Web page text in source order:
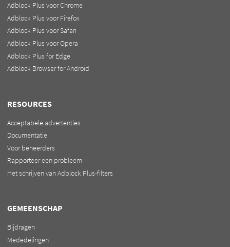
Adblock Plus voor Chrome
Adblock Plus voor Firefox
Adblock Plus voor Safari
Adblock Plus voor Opera
Adblock Plus for Edge
Adblock Browser for Android
RESOURCES
Acceptabele advertenties
Documentatie
Voor beheerders
Rapporteer een probleem
Het schrijven van Adblock Plus-filters
GEMEENSCHAP
Bijdragen
Mededelingen